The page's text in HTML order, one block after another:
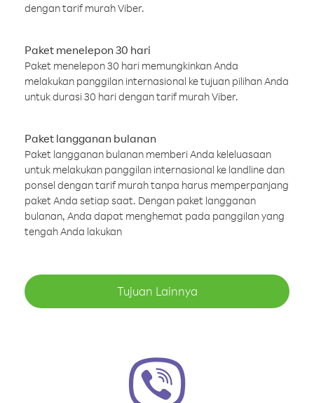
dengan tarif murah Viber.
Paket menelepon 30 hari
Paket menelepon 30 hari memungkinkan Anda
melakukan panggilan internasional ke tujuan pilihan Anda
untuk durasi 30 hari dengan tarif murah Viber.
Paket langganan bulanan
Paket langganan bulanan memberi Anda keleluasaan
untuk melakukan panggilan internasional ke landline dan
ponsel dengan tarif murah tanpa harus memperpanjang
paket Anda setiap saat. Dengan paket langganan
bulanan, Anda dapat menghemat pada panggilan yang
tengah Anda lakukan
Tujuan Lainnya